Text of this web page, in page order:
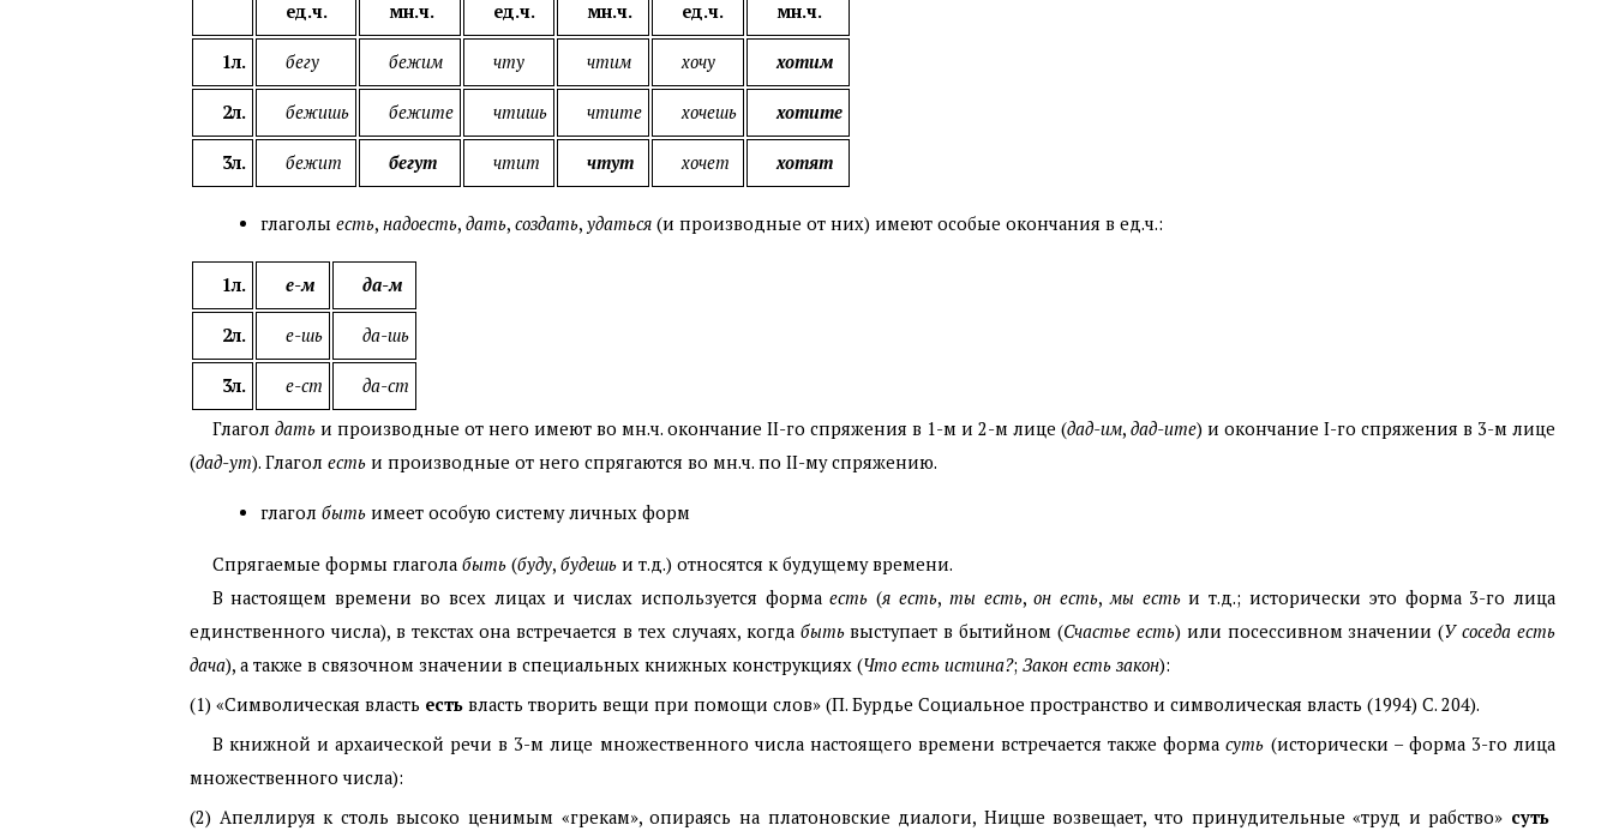
ед.ч. мн.ч. ед.ч. мн.ч. ед.ч. мн.ч.
1л. бегу бежим чту чтим хочу хотим
2л. бежишь бежите чтишь чтите хочешь хотите
3л. бежит бегут чтит чтут хочет хотят
глаголы есть, надоесть, дать, создать, удаться(и производные от них) имеют особые окончания в ед.ч.:
1л. е-м да-м
2л. е-шь да-шь
3л. е-ст
да-ст
Глагол датьи производные от него имеют во мн.ч. окончание II-го спряжения в 1-м и 2-м лице (дад-им, дад-ите) и окончание I-го спряжения в 3-м лице
(дад-ут). Глагол есть и производные от него спрягаются во мн.ч. по II-му спряжению.
глагол бытьимеет особую систему личных форм
Спрягаемые формы глагола быть(буду, будешь и т.д.) относятся к будущему времени.
В настоящем времени во всех лицах и числах используется формаесть (я есть, ты есть,он есть,мы естьи т.д.; исторически это форма 3-го лица
единственного числа), в текстах она встречается в тех случаях, когда бытьвыступает в бытийном (Счастье есть) или посессивном значении (У соседа есть
дача), а также в связочном значении в специальных книжных конструкциях (Что есть истина?; Закон есть закон):
(1) «Символическая власть есть власть творить вещи при помощи слов» (П. Бурдье Социальное пространство и символическая власть (1994) С. 204).
В книжной и архаической речи в 3-м лице множественного числа настоящего времени встречается также формасуть (исторически – форма 3-го лица
множественного числа):
(2) Апеллируя к столь высоко ценимым «грекам», опираясь на платоновские диалоги, Ницше возвещает, что принудительные «труд и рабство» суть